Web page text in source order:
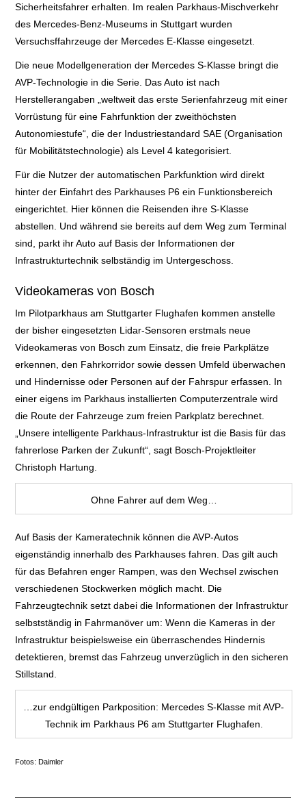
ABBIEGE-ASSISTENT
ADAPTIVER
TEMPOMAT
ADAPTIVER
TEMPOMAT MIT
FAHRASSISTENT
ANHÄNGER-
ASSISTENT
AUSWEICH-
ASSISTENT
BERGANFAHRHILFE
FERNLICHTASSISTENT
KOLLISIONSWARNER
ASSISTENT
ASSISTENT
PARK-ASSISTENT /
GARAGEN-ASSISTENT
PARKHILFE
PLATOONING
Sicherheitsfahrer erhalten. Im realen Parkhaus-Mischverkehr
des Mercedes-Benz-Museums in Stuttgart wurden
Versuchsffahrzeuge der Mercedes E-Klasse eingesetzt.
Die neue Modellgeneration der Mercedes S-Klasse bringt die
AVP-Technologie in die Serie. Das Auto ist nach
Herstellerangaben „weltweit das erste Serienfahrzeug miteiner
Vorrüstung für eine Fahrfunktion der zweithöchsten
Autonomiestufe“, die der Industriestandard SAE (Organisation
für Mobilitätstechnologie) als Level 4 kategorisiert.
Für die Nutzer der automatischen Parkfunktion wird direkt
hinter der Einfahrt des Parkhauses P6 ein Funktionsbereich
eingerichtet. Hier können die Reisenden ihre S-Klasse
abstellen. Und während sie bereits auf dem Weg zum Terminal
sind, parkt ihr Auto auf Basis der Informationen der
Infrastrukturtechnik selbständig im Untergeschoss.
Videokameras von Bosch
Im Pilotparkhaus am Stuttgarter Flughafen kommen anstelle
der bisher eingesetzten Lidar-Sensoren erstmals neue
Videokameras von Bosch zum Einsatz, die freie Parkplätze
erkennen, den Fahrkorridor sowie dessen Umfeld überwachen
und Hindernisse oder Personen auf der Fahrspur erfassen. In
einer eigens im Parkhaus installiertenComputerzentrale wird
die Route der Fahrzeuge zum freien Parkplatz berechnet.
„Unsere intelligente Parkhaus-Infrastruktur ist die Basis für das
fahrerlose Parken der Zukunft“, sagt Bosch-Projektleiter
Christoph Hartung.
Ohne Fahrer auf dem Weg…
Auf Basis der Kameratechnik können die AVP-Autos
eigenständig innerhalb des Parkhauses fahren. Das gilt auch
für das Befahren enger Rampen, was den Wechsel zwischen
verschiedenen Stockwerken möglich macht. Die
Fahrzeugtechniksetzt dabei die Informationen der Infrastruktur
selbstständig in Fahrmanöver um: Wenn die Kameras in der
Infrastruktur beispielsweise ein überraschendes Hindernis
detektieren, bremst das Fahrzeug unverzüglich in den sicheren
Stillstand.
…zur endgültigen Parkposition: Mercedes S-Klasse mit AVP-
Technik im Parkhaus P6 am Stuttgarter Flughafen.
Fotos: Daimler